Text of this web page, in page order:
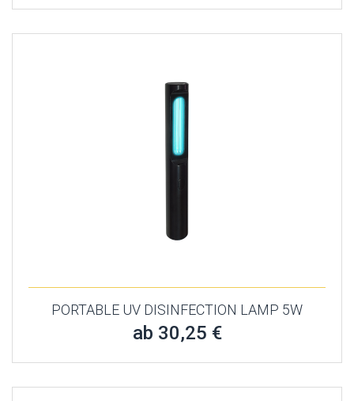
PORTABLE UV DISINFECTION LAMP 5W
ab 30,25 €